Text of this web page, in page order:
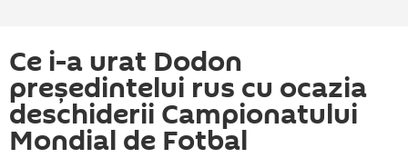
Ce i-a urat Dodon
președintelui rus cu ocazia
deschiderii Campionatului
Mondial de Fotbal